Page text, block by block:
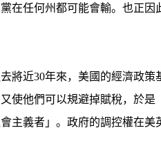
在任何州都可能會輸。也正
將近30年來，美國的經濟政
使他們可以規避掉賦稅，於
義者」。政府的調控權在美